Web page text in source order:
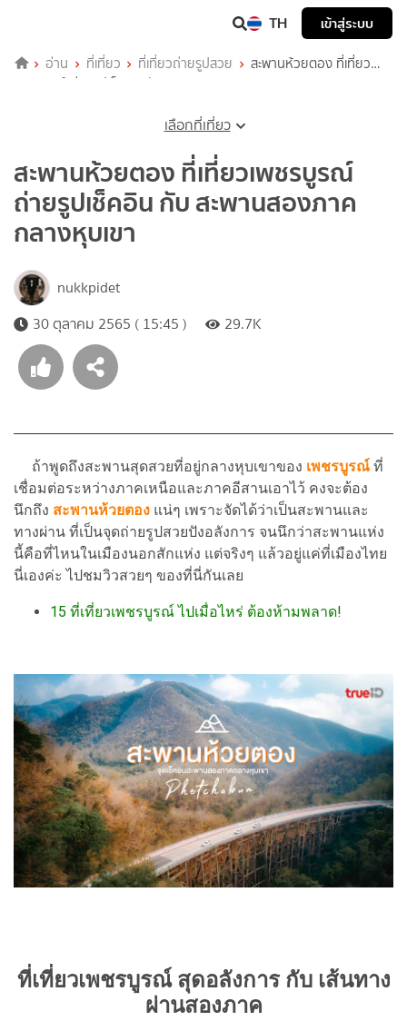
TH เข้าสู่ระบบ
อ่าน ที่เที่ยว ที่เที่ยวถ่ายรูปสวย
สะพานห้วยตอง ที่เที่ยว
เพชรบูรณ์ ถ่ายรูปเช็คอิน กับ สะพานสองภาค กลางหุบเขา
เลือกที่เที่ยว
สะพานห้วยตอง ที่เที่ยวเพชรบูรณ์
ถ่ายรูปเช็คอิน กับ สะพานสองภาค
กลางหุบเขา
nukkpidet
30 ตุลาคม 2565 ( 15:45 )
29.7K
ถ้าพูดถึงสะพานสุดสวยที่อยู่กลางหุบเขาของ เพชรบูรณ์ ที่
เชื่อมต่อระหว่างภาคเหนือและภาคอีสานเอาไว้ คงจะต้อง
นึกถึง สะพานห้วยตอง แน่ๆ เพราะจัดได้ว่าเป็นสะพานและ
ทางผ่าน ที่เป็นจุดถ่ายรูปสวยปังอลังการ จนนึกว่าสะพานแห่ง
นี้คือที่ไหนในเมืองนอกสักแห่ง แต่จริงๆ แล้วอยู่แค่ที่เมืองไทย
นี่เองค่ะ ไปชมวิวสวยๆ ของที่นี่กันเลย
15 ที่เที่ยวเพชรบูรณ์ ไปเมื่อไหร่ ต้องห้ามพลาด!
ที่เที่ยวเพชรบูรณ์ สุดอลังการ กับ เส้นทาง
ผ่านสองภาค